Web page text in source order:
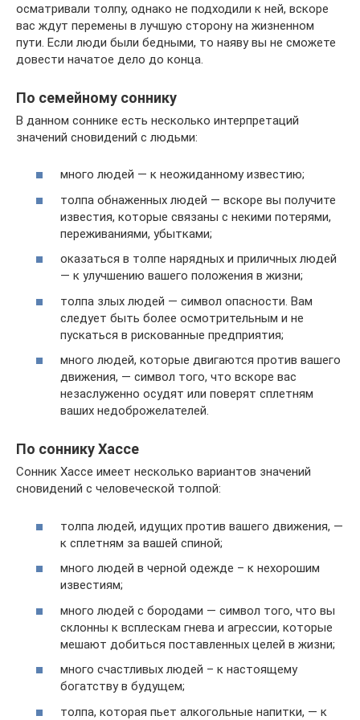
осматривали толпу, однако не подходили к ней, вскоре
вас ждут перемены в лучшую сторону на жизненном
пути. Если люди были бедными, то наяву вы не сможете
довести начатое дело до конца.
По семейному соннику
В данном соннике есть несколько интерпретаций
значений сновидений с людьми:
много людей — к неожиданному известию;
толпа обнаженных людей — вскоре вы получите
известия, которые связаны с некими потерями,
переживаниями, убытками;
оказаться в толпе нарядных и приличных людей
— к улучшению вашего положения в жизни;
толпа злых людей — символ опасности. Вам
следует быть более осмотрительным и не
пускаться в рискованные предприятия;
много людей, которые двигаются против вашего
движения, — символ того, что вскоре вас
незаслуженно осудят или поверят сплетням
ваших недоброжелателей.
По соннику Хассе
Сонник Хассе имеет несколько вариантов значений
сновидений с человеческой толпой:
толпа людей, идущих против вашего движения, —
к сплетням за вашей спиной;
много людей в черной одежде – к нехорошим
известиям;
много людей с бородами — символ того, что вы
склонны к всплескам гнева и агрессии, которые
мешают добиться поставленных целей в жизни;
много счастливых людей – к настоящему
богатству в будущем;
толпа, которая пьет алкогольные напитки, — к